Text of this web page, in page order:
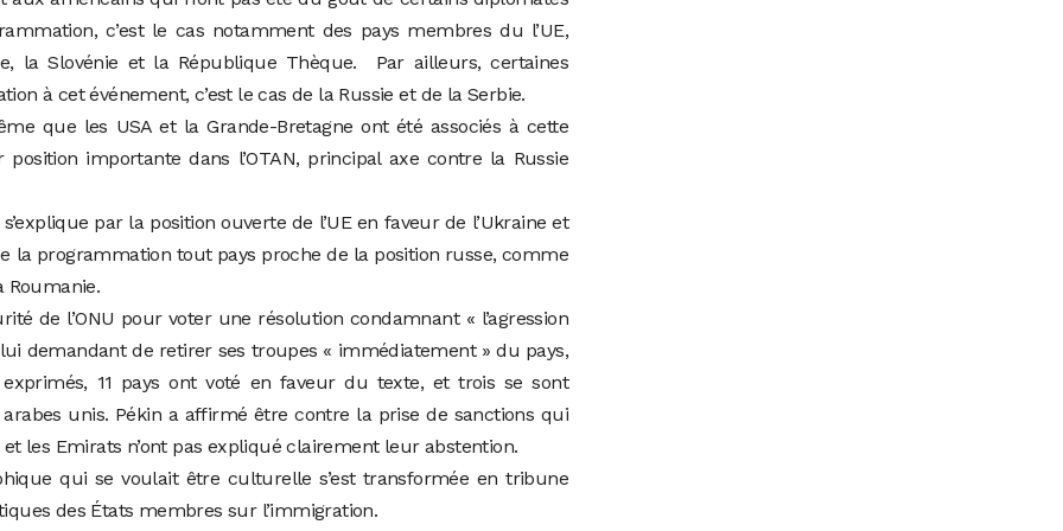
c’est le cas notamment des pays membres du l’UE,
la Slovénie et la République Thèque. Par ailleurs, certaines
à cet événement, c’est le cas de la Russie et de la Serbie.
que les USA et la Grande-Bretagne ont été associés à cette
importante dans l’OTAN, principal axe contre la Russie
par la position ouverte de l’UE en faveur de l’Ukraine et
la programmation tout pays proche de la position russe, comme
Roumanie.
de l’ONU pour voter une résolution condamnant « l’agression
demandant de retirer ses troupes « immédiatement » du pays,
11 pays ont voté en faveur du texte, et trois se sont
unis. Pékin a affirmé être contre la prise de sanctions qui
les Emirats n’ont pas expliqué clairement leur abstention.
qui se voulait être culturelle s’est transformée en tribune
des États membres sur l’immigration.